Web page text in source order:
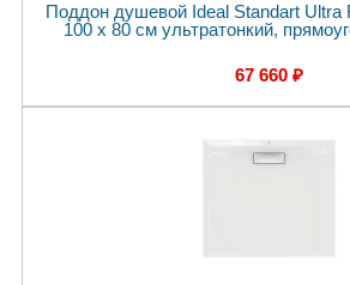
Поддон душевой Ideal Standart Ultra
100 x 80 см ультратонкий,
67 660 ₽